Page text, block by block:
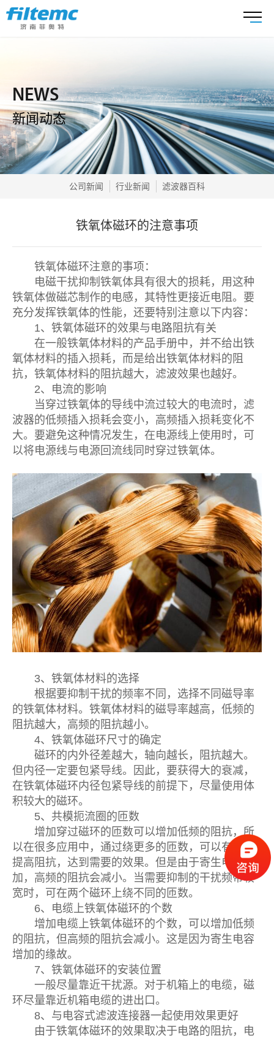
NEWS
新闻动态
公司新闻 行业新闻 滤波器百科
铁氧体磁环的注意事项
铁氧体磁环注意的事项：
电磁干扰抑制铁氧体具有很大的损耗，用这种
铁氧体做磁芯制作的电感，其特性更接近电阻。要
充分发挥铁氧体的性能，还要特别注意以下内容：
1、铁氧体磁环的效果与电路阻抗有关
在一般铁氧体材料的产品手册中，并不给出铁
氧体材料的插入损耗，而是给出铁氧体材料的阻
抗，铁氧体材料的阻抗越大，滤波效果也越好。
2、电流的影响
当穿过铁氧体的导线中流过较大的电流时，滤
波器的低频插入损耗会变小，高频插入损耗变化不
大。要避免这种情况发生，在电源线上使用时，可
以将电源线与电源回流线同时穿过铁氧体。
3、铁氧体材料的选择
根据要抑制干扰的频率不同，选择不同磁导率
的铁氧体材料。铁氧体材料的磁导率越高，低频的
阻抗越大，高频的阻抗越小。
4、铁氧体磁环尺寸的确定
磁环的内外径差越大，轴向越长，阻抗越大。
但内径一定要包紧导线。因此，要获得大的衰减，
在铁氧体磁环内径包紧导线的前提下，尽量使用体
积较大的磁环。
5、共模扼流圈的匝数
增加穿过磁环的匝数可以增加低频的阻抗，所
以在很多应用中，通过绕更多的匝数，可以有效的
提高阻抗，达到需要的效果。但是由于寄生电容增
加，高频的阻抗会减小。当需要抑制的干扰频带较
宽时，可在两个磁环上绕不同的匝数。
6、电缆上铁氧体磁环的个数
增加电缆上铁氧体磁环的个数，可以增加低频
的阻抗，但高频的阻抗会减小。这是因为寄生电容
增加的缘故。
7、铁氧体磁环的安装位置
一般尽量靠近干扰源。对于机箱上的电缆，磁
环尽量靠近机箱电缆的进出口。
8、与电容式滤波连接器一起使用效果更好
由于铁氧体磁环的效果取决于电路的阻抗，电